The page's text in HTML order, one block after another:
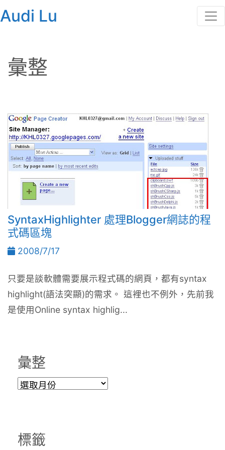
Audi Lu
彙整
SyntaxHighlighter 處理Blogger網誌的程
式碼區塊
2008/7/17
只要是談軟體需要展示程式碼的網頁，都有syntax
highlight(語法突顯)的需求。 這裡也不例外，先前我
是使用Online syntax highlig...
彙整
彙
標籤